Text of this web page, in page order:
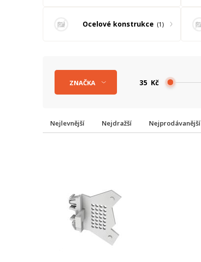
Ocelové konstrukce 1
Kč
ZNAČKA
Nejlevnější Nejdražší Nejprodávanější